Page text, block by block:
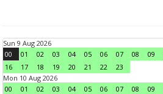
Sun 9 Aug 2026
00
01 02 03 04 05 06 07 08 09
16
17 18 19 20 21 22
23
Mon 10 Aug 2026
00
01 02 03 04 05 06 07 08 09